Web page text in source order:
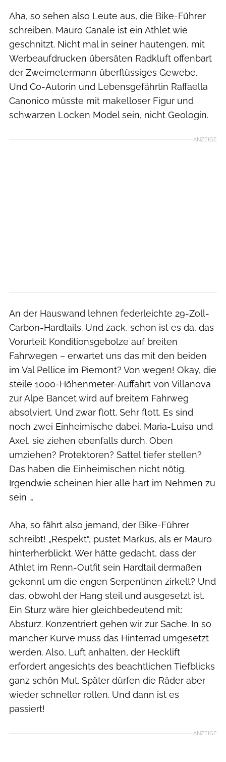
Aha, so sehen also Leute aus, die Bike-Führer
schreiben. Mauro Canale ist ein Athlet wie
geschnitzt. Nicht mal in seiner hautengen, mit
Werbeaufdrucken übersäten Radkluft offenbart
der Zweimetermann überflüssiges Gewebe.
Und Co-Autorin und Lebensgefährtin Raffaella
Canonico müsste mit makelloser Figur und
schwarzen Locken Model sein, nicht Geologin.
ANZEIGE
An der Hauswand lehnen federleichte 29-Zoll-
Carbon-Hardtails. Und zack, schon ist es da, das
Vorurteil: Konditionsgebolze auf breiten
Fahrwegen – erwartet uns das mit den beiden
im Val Pellice im Piemont? Von wegen! Okay, die
steile 1000-Höhenmeter-Auffahrt von Villanova
zur Alpe Bancet wird auf breitem Fahrweg
absolviert. Und zwar flott. Sehr flott. Es sind
noch zwei Einheimische dabei, Maria-Luisa und
Axel, sie ziehen ebenfalls durch. Oben
umziehen? Protektoren? Sattel tiefer stellen?
Das haben die Einheimischen nicht nötig.
Irgendwie scheinen hier alle hart im Nehmen zu
sein …
Aha, so fährt also jemand, der Bike-Führer
schreibt! „Respekt“, pustet Markus, als er Mauro
hinterherblickt. Wer hätte gedacht, dass der
Athlet im Renn-Outfit sein Hardtail dermaßen
gekonnt um die engen Serpentinen zirkelt? Und
das, obwohl der Hang steil und ausgesetzt ist.
Ein Sturz wäre hier gleichbedeutend mit:
Absturz. Konzentriert gehen wir zur Sache. In so
mancher Kurve muss das Hinterrad umgesetzt
werden. Also, Luft anhalten, der Hecklift
erfordert angesichts des beachtlichen Tiefblicks
ganz schön Mut. Später dürfen die Räder aber
wieder schneller rollen. Und dann ist es
passiert!
ANZEIGE